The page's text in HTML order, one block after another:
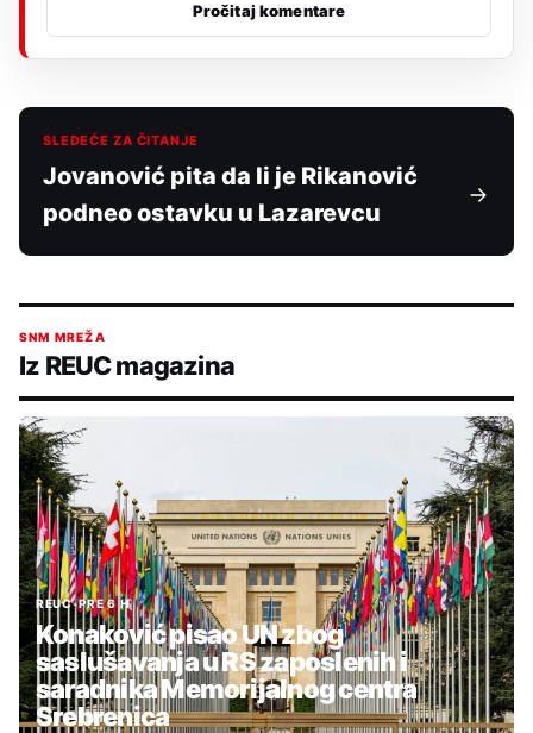
Pročitaj komentare
SLEDEĆE ZA ČITANJE
Jovanović pita da li je Rikanović
podneo ostavku u Lazarevcu
SNM MREŽA
Iz REUC magazina
REUC•PRE 6 H
Konaković pisao UN zbog
saslušavanja u RS zaposlenih i
saradnika Memorijalnog centra
Srebrenica